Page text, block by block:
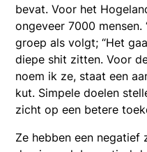
bevat. Voor het
ongeveer 7000
groep als volgt; “Het
diepe shit zitten. Voor
noem ik ze, staat een
kut. Simpele doelen
zicht op een betere
Ze hebben een negatief